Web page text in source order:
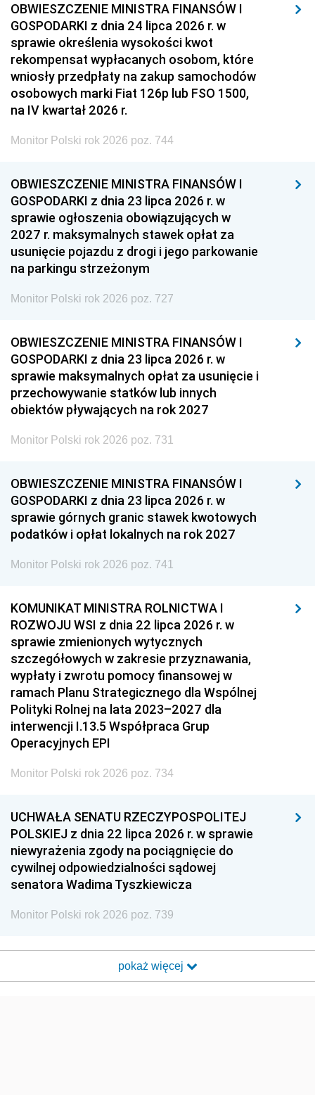
OBWIESZCZENIE MINISTRA FINANSÓW I
GOSPODARKI z dnia 24 lipca 2026 r. w
sprawie określenia wysokości kwot
rekompensat wypłacanych osobom, które
wniosły przedpłaty na zakup samochodów
osobowych marki Fiat 126p lub FSO 1500,
na IV kwartał 2026 r.
Monitor Polski rok 2026 poz. 744
OBWIESZCZENIE MINISTRA FINANSÓW I
GOSPODARKI z dnia 23 lipca 2026 r. w
sprawie ogłoszenia obowiązujących w
2027 r. maksymalnych stawek opłat za
usunięcie pojazdu z drogi i jego parkowanie
na parkingu strzeżonym
Monitor Polski rok 2026 poz. 727
OBWIESZCZENIE MINISTRA FINANSÓW I
GOSPODARKI z dnia 23 lipca 2026 r. w
sprawie maksymalnych opłat za usunięcie i
przechowywanie statków lub innych
obiektów pływających na rok 2027
Monitor Polski rok 2026 poz. 731
OBWIESZCZENIE MINISTRA FINANSÓW I
GOSPODARKI z dnia 23 lipca 2026 r. w
sprawie górnych granic stawek kwotowych
podatków i opłat lokalnych na rok 2027
Monitor Polski rok 2026 poz. 741
KOMUNIKAT MINISTRA ROLNICTWA I
ROZWOJU WSI z dnia 22 lipca 2026 r. w
sprawie zmienionych wytycznych
szczegółowych w zakresie przyznawania,
wypłaty i zwrotu pomocy finansowej w
ramach Planu Strategicznego dla Wspólnej
Polityki Rolnej na lata 2023–2027 dla
interwencji I.13.5 Współpraca Grup
Operacyjnych EPI
Monitor Polski rok 2026 poz. 734
UCHWAŁA SENATU RZECZYPOSPOLITEJ
POLSKIEJ z dnia 22 lipca 2026 r. w sprawie
niewyrażenia zgody na pociągnięcie do
cywilnej odpowiedzialności sądowej
senatora Wadima Tyszkiewicza
Monitor Polski rok 2026 poz. 739
pokaż więcej